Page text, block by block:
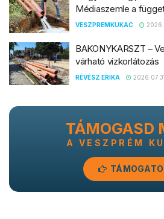
Médiaszemle a
VESZPREMKUKAC
BAKONYKARSZT –
várható vízkorlátozás
RÉVÉSZ ERIKA
TÁMOGASD
A VESZPRÉM